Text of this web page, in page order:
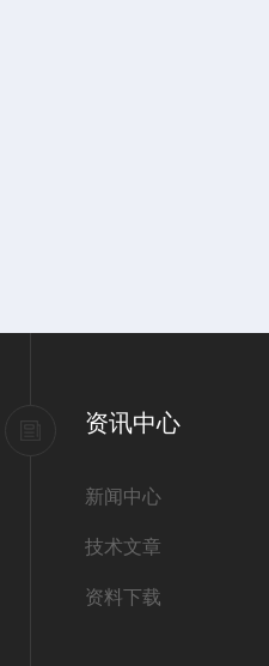
资讯中心
新闻中心
技术文章
资料下载